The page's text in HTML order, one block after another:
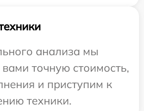
анализа мы
точную стоимость,
и приступим к
техники.